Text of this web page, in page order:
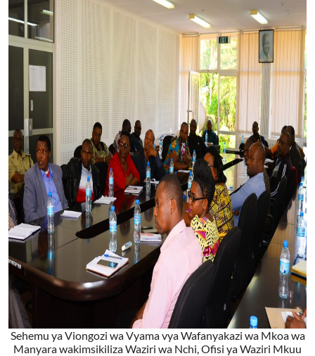
Sehemu ya Viongozi wa Vyama vya Wafanyakazi wa Mkoa wa
Manyara wakimsikiliza Waziri wa Nchi, Ofisi ya Waziri Mkuu